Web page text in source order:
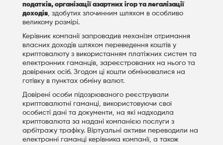
податків, організації азартних ігор та легалізації
доходів, здобутих злочинним шляхом в особливо
великому розмірі.
Керівник компанії запровадив механізм отримання
власних доходів шляхом переведення коштів у
криптовалюту з використанням платіжних систем та
електронних гаманців, зареєстрованих на нього та
довірених осіб. Згодом ці кошти обмінювалися на
готівку в пунктах обміну валют.
Довірені особи підозрюваного реєстрували
криптовалютні гаманці, використовуючи свої
особисті дані та документи, на які надходила
криптовалюта за надані компанією послуги з
арбітражу трафіку. Віртуальні активи переводили на
електронні гаманці керівника компанії, а також